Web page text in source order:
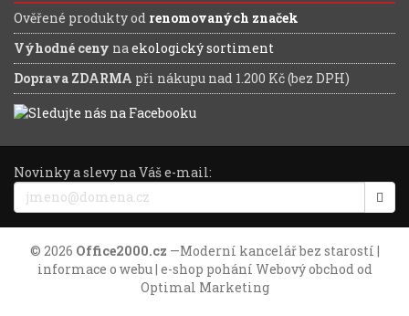
Ověřené produkty od renomovaných značek
Výhodné ceny naekologický sortiment
Doprava ZDARMA při nákupu nad 1.200 Kč (bez DPH)
Novinky a slevy na Váš e-mail:
© 2026 Office2000.cz —Moderní kancelář bez starostí |
informace o webu | e-shop pohání Webový obchod od
Optimal Marketing